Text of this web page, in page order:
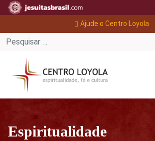
Ajude o Centro Loyola
Espiritualidade